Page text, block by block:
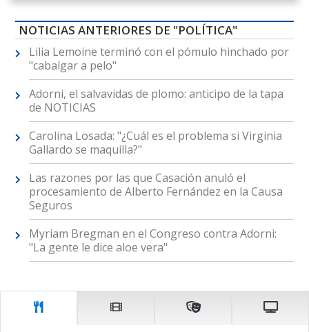
NOTICIAS ANTERIORES DE "POLÍTICA"
Lilia Lemoine terminó con el pómulo hinchado por
"cabalgar a pelo"
Adorni, el salvavidas de plomo: anticipo de la tapa
de NOTICIAS
Carolina Losada: "¿Cuál es el problema si Virginia
Gallardo se maquilla?"
Las razones por las que Casación anuló el
procesamiento de Alberto Fernández en la Causa
Seguros
Myriam Bregman en el Congreso contra Adorni:
"La gente le dice aloe vera"